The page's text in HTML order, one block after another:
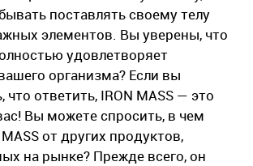
поставлять своему телу
элементов. Вы уверены, что
удовлетворяет
организма? Если вы
что ответить, IRON MASS — это
Вы можете спросить, в чем
от других продуктов,
на рынке? Прежде всего, он